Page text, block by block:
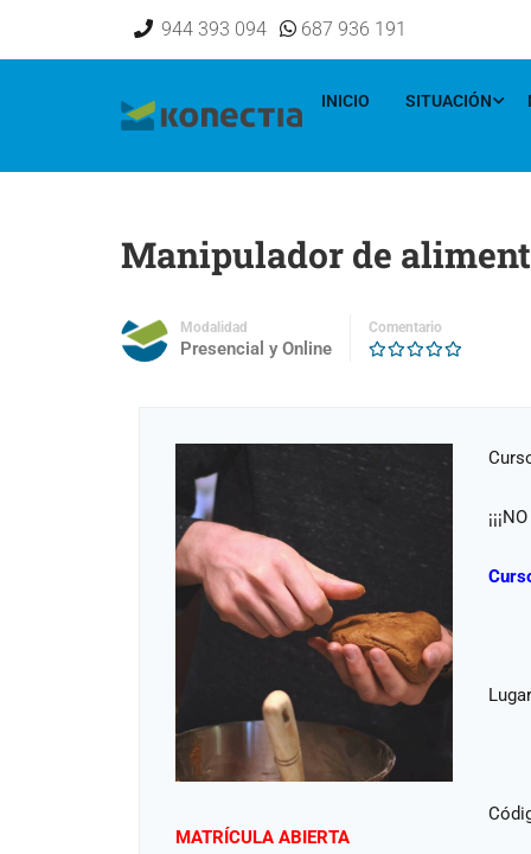
944 393 094 687 936 191
INICIO SITUACIÓN
[elementor-template id="16833"]
Manipulador de
Modalidad
Presencial y Online
Comentario
MATRÍCULA ABIERTA